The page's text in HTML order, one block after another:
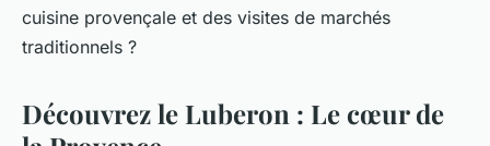
cuisine provençale et des visites de marchés
traditionnels ?
Découvrez le Luberon : Le cœur de